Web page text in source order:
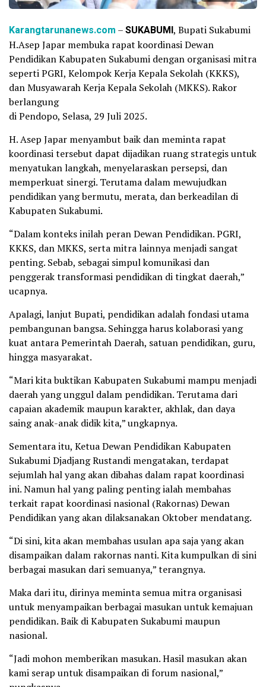
Karangtarunanews.com –SUKABUMI, Bupati Sukabumi
H.Asep Japar membuka rapat koordinasi Dewan
Pendidikan Kabupaten Sukabumi dengan organisasi mitra
seperti PGRI, Kelompok Kerja Kepala Sekolah (KKKS),
dan Musyawarah Kerja Kepala Sekolah (MKKS). Rakor
berlangung
di Pendopo, Selasa, 29 Juli 2025.
H. Asep Japar menyambut baik dan meminta rapat
koordinasi tersebut dapat dijadikan ruang strategis untuk
menyatukan langkah, menyelaraskan persepsi, dan
memperkuat sinergi. Terutama dalam mewujudkan
pendidikan yang bermutu, merata, dan berkeadilan di
Kabupaten Sukabumi.
“Dalam konteks inilah peran Dewan Pendidikan. PGRI,
KKKS, dan MKKS, serta mitra lainnya menjadi sangat
penting. Sebab, sebagai simpul komunikasi dan
penggerak transformasi pendidikan di tingkat daerah,”
ucapnya.
Apalagi, lanjut Bupati, pendidikan adalah fondasi utama
pembangunan bangsa. Sehingga harus kolaborasi yang
kuat antara Pemerintah Daerah, satuan pendidikan, guru,
hingga masyarakat.
“Mari kita buktikan Kabupaten Sukabumi mampu menjadi
daerah yang unggul dalam pendidikan. Terutama dari
capaian akademik maupun karakter, akhlak, dan daya
saing anak-anak didik kita,” ungkapnya.
Sementara itu, Ketua Dewan Pendidikan Kabupaten
Sukabumi Djadjang Rustandi mengatakan, terdapat
sejumlah hal yang akan dibahas dalam rapat koordinasi
ini. Namun hal yang paling penting ialah membahas
terkait rapat koordinasi nasional (Rakornas) Dewan
Pendidikan yang akan dilaksanakan Oktober mendatang.
“Di sini, kita akan membahas usulan apa saja yang akan
disampaikan dalam rakornas nanti. Kita kumpulkan di sini
berbagai masukan dari semuanya,” terangnya.
Maka dari itu, dirinya meminta semua mitra organisasi
untuk menyampaikan berbagai masukan untuk kemajuan
pendidikan. Baik di Kabupaten Sukabumi maupun
nasional.
“Jadi mohon memberikan masukan. Hasil masukan akan
kami serap untuk disampaikan di forum nasional,”